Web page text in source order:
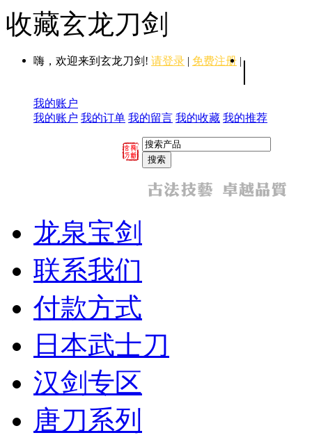
收藏玄龙刀剑
嗨，欢迎来到玄龙刀剑! 请登录 | 免费注册 | |
我的账户
我的账户 我的订单 我的留言 我的收藏 我的推荐
龙泉宝剑
联系我们
付款方式
日本武士刀
汉剑专区
唐刀系列